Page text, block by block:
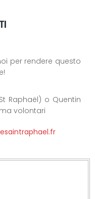
per rendere questo
Raphaël) o Quentin
volontari